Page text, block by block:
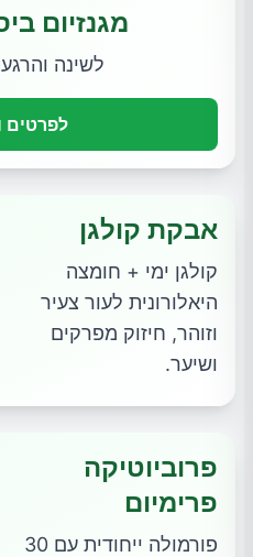
מגנזיום
לשינה
לפרטים
אבקת קולגן
קולגן ימי + חומצה
היאלורונית לעור צעיר
וזוהר, חיזוק מפרקים
ושיער.
פרוביוטיקה
פרימיום
פורמולה ייחודית עם 30